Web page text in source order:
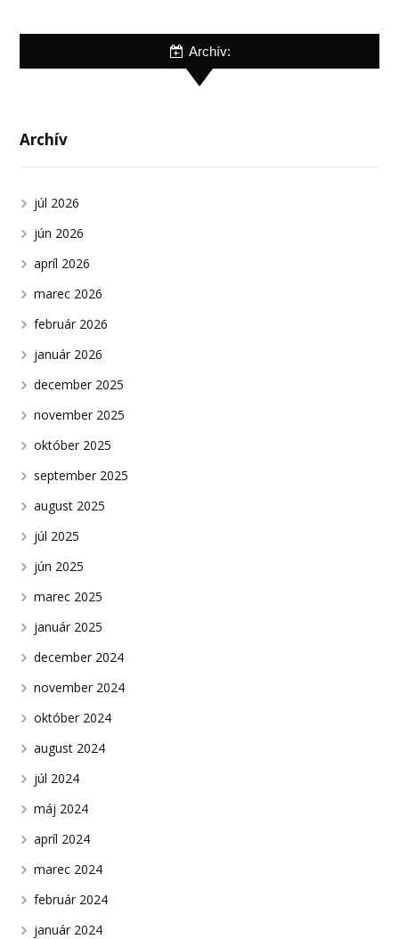
Archív:
Archív
júl 2026
jún 2026
apríl 2026
marec 2026
február 2026
január 2026
december 2025
november 2025
október 2025
september 2025
august 2025
júl 2025
jún 2025
marec 2025
január 2025
december 2024
november 2024
október 2024
august 2024
júl 2024
máj 2024
apríl 2024
marec 2024
február 2024
január 2024